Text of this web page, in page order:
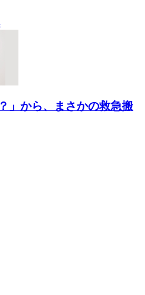
」から、まさかの救急搬